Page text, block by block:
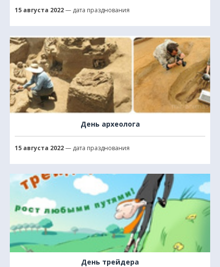
15 августа 2022— дата празднования
День археолога
15 августа 2022— дата празднования
День трейдера